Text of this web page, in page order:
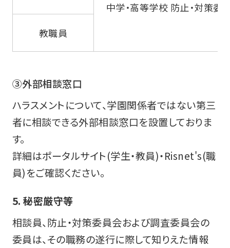
中学・高等学校 防止・対策委
教職員
③外部相談窓口
ハラスメントについて、学園関係者ではない第三
者に相談できる外部相談窓口を設置しておりま
す。
詳細はポータルサイト(学生・教員)・Risnet's(職
員)をご確認ください。
5. 秘密厳守等
相談員、防止・対策委員会および調査委員会の
委員は、その職務の遂行に際して知りえた情報